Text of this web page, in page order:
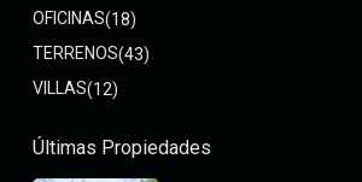
OFICINAS(18)
TERRENOS(43)
VILLAS(12)
Últimas Propiedades